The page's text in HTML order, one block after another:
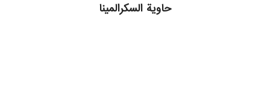
حاوية السكرالمینا